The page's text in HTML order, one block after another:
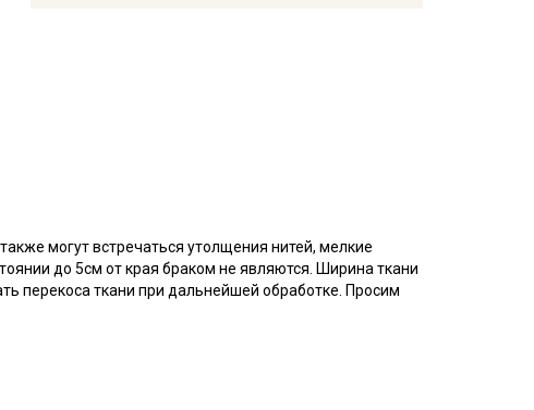
могут встречаться утолщения нитей, мелкие
до 5см от края браком не являются. Ширина ткани
перекоса ткани при дальнейшей обработке. Просим